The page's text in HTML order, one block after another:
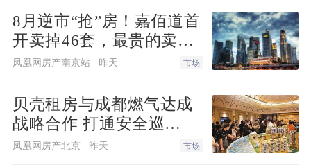
6.0个百分点，比上年同期上升4.5个百分
点。其中，19.4%的企业家认为本季出口
订单比上季“增加”，52.1%认为“持平”，2
8.5%认为“减少”。
央行：二季度贷款总体需求指数为62.
2%，比上年同期上升5.6个百分点
8月逆市“抢”房！嘉佰道首
开卖掉46套，最贵的卖得
最快！
凤凰网房产南京站 昨天 市场
贝壳租房与成都燃气达成
战略合作 打通安全巡
检“最后一米”
凤凰网房产北京 昨天 市场